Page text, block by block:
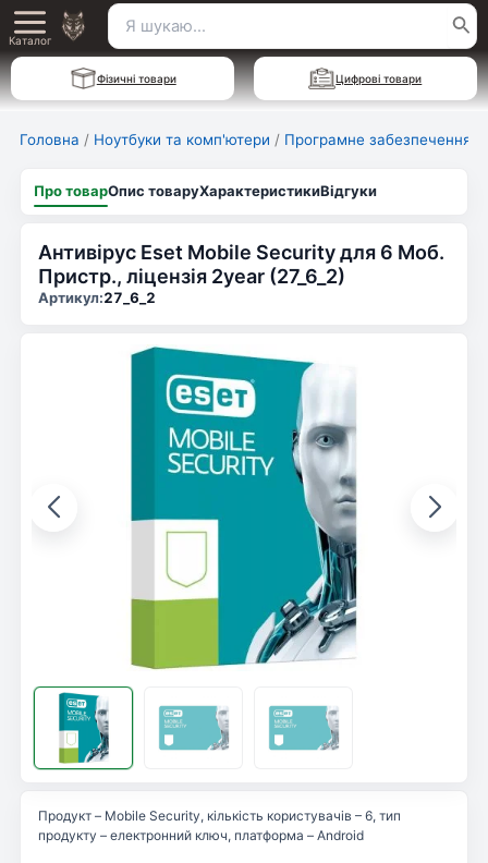
Перейти
до
вмісту
Main
Menu
Каталог
Пошук
для:
Фізичні товари Цифрові товари
Головна / Ноутбуки та комп'ютери / Програмне забезпечення
Про товарОпис товаруХарактеристикиВідгуки
Антивірус Eset Mobile Security для 6 Моб.
Пристр., ліцензія 2year (27_6_2)
Артикул:27_6_2
Продукт – Mobile Security, кількість користувачів – 6, тип
продукту – електронний ключ, платформа – Android